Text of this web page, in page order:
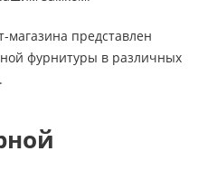
магазина представлен
фурнитуры в различных